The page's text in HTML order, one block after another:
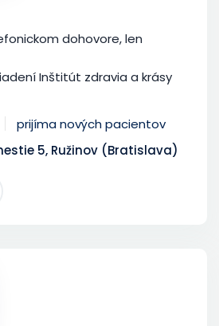
dohovore, len
Inštitút zdravia a krásy
prijíma nových pacientov
5, Ružinov (Bratislava)